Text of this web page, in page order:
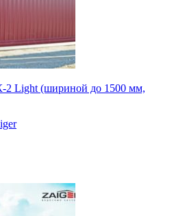
2 Light (шириной до 1500 мм,